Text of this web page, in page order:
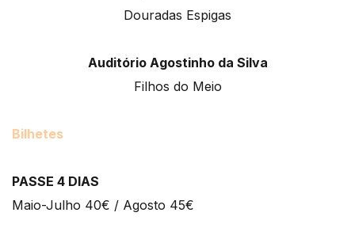
Douradas Espigas
Auditório Agostinho da Silva
Filhos do Meio
Bilhetes
PASSE 4 DIAS
Maio-Julho 40€ / Agosto 45€